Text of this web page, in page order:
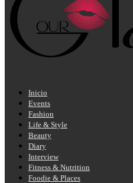
Inicio
Events
Fashion
Life & Style
Beauty
Diary
Interview
Fitness & Nutrition
Foodie & Places